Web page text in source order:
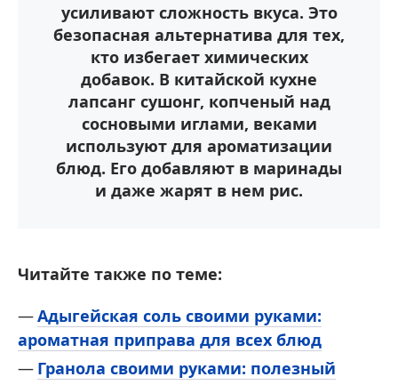
усиливают сложность вкуса. Это
безопасная альтернатива для тех,
кто избегает химических
добавок. В китайской кухне
лапсанг сушонг, копченый над
сосновыми иглами, веками
используют для ароматизации
блюд. Его добавляют в маринады
и даже жарят в нем рис.
Читайте также по теме:
Адыгейская соль своими руками:
ароматная приправа для всех блюд
Гранола своими руками: полезный